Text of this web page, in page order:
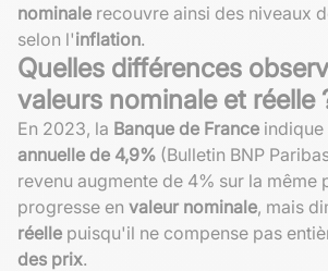
nominale recouvre ainsi des niveaux
selon l'inflation.
Quelles différences
valeurs nominale et réelle
En 2023, la Banque de France indique
annuelle de 4,9% (Bulletin BNP
revenu augmente de 4% sur la même
progresse en valeur nominale, mais
réelle puisqu'il ne compense pas
des prix.